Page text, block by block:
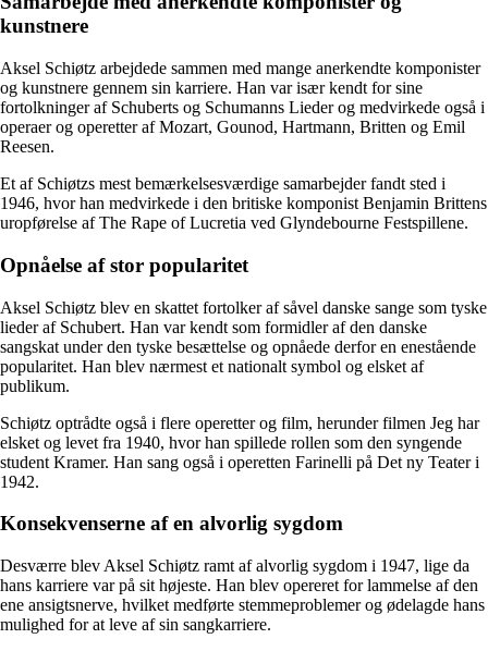
kunstnere
Aksel Schiøtz arbejdede sammen med mange anerkendte komponister
og kunstnere gennem sin karriere. Han var især kendt for sine
fortolkninger af Schuberts og Schumanns Lieder og medvirkede også i
operaer og operetter af Mozart, Gounod, Hartmann, Britten og Emil
Reesen.
Et af Schiøtzs mest bemærkelsesværdige samarbejder fandt sted i
1946, hvor han medvirkede i den britiske komponist Benjamin Brittens
uropførelse af The Rape of Lucretia ved Glyndebourne Festspillene.
Opnåelse af stor popularitet
Aksel Schiøtz blev en skattet fortolker af såvel danske sange som tyske
lieder af Schubert. Han var kendt som formidler af den danske
sangskat under den tyske besættelse og opnåede derfor en enestående
popularitet. Han blev nærmest et nationalt symbol og elsket af
publikum.
Schiøtz optrådte også i flere operetter og film, herunder filmen Jeg har
elsket og levet fra 1940, hvor han spillede rollen som den syngende
student Kramer. Han sang også i operetten Farinelli på Det ny Teater i
1942.
Konsekvenserne af en alvorlig sygdom
Desværre blev Aksel Schiøtz ramt af alvorlig sygdom i 1947, lige da
hans karriere var på sit højeste. Han blev opereret for lammelse af den
ene ansigtsnerve, hvilket medførte stemmeproblemer og ødelagde hans
mulighed for at leve af sin sangkarriere.